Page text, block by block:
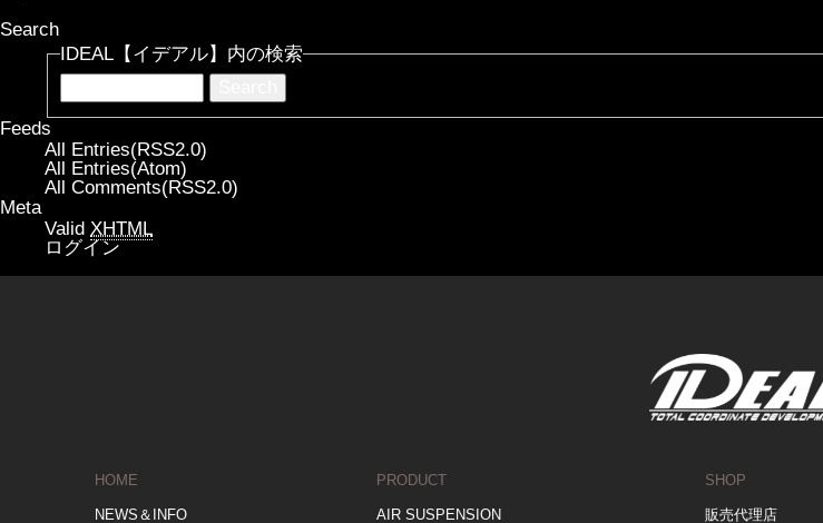
Search
IDEAL【イデアル】内の検索
Feeds
All Entries(RSS2.0)
All Entries(Atom)
All Comments(RSS2.0)
Meta
Valid XHTML
ログイン
HOME
NEWS＆INFO
PRODUCT
AIR SUSPENSION
SHOP
販売代理店